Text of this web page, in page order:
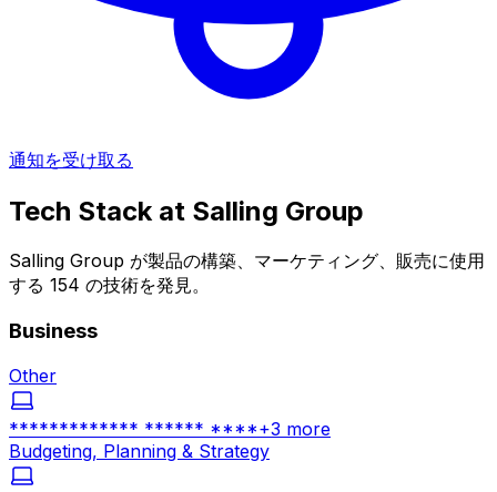
通知を受け取る
Tech Stack at Salling Group
Salling Group が製品の構築、マーケティング、販売に使用
する 154 の技術を発見。
Business
Other
************* ****** ****+3 more
Budgeting, Planning & Strategy